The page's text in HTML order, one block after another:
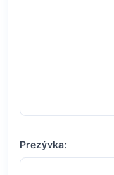
Prezývka: